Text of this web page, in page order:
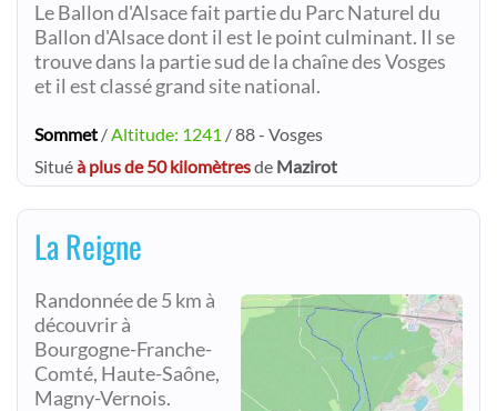
Le Ballon d'Alsace fait partie du Parc Naturel du
Ballon d'Alsace dont il est le point culminant. Il se
trouve dans la partie sud de la chaîne des Vosges
et il est classé grand site national.
Sommet /Altitude: 1241 / 88 - Vosges
Situéà plus de 50 kilomètresde Mazirot
La Reigne
Randonnée de 5 km à
découvrir à
Bourgogne-Franche-
Comté, Haute-Saône,
Magny-Vernois.